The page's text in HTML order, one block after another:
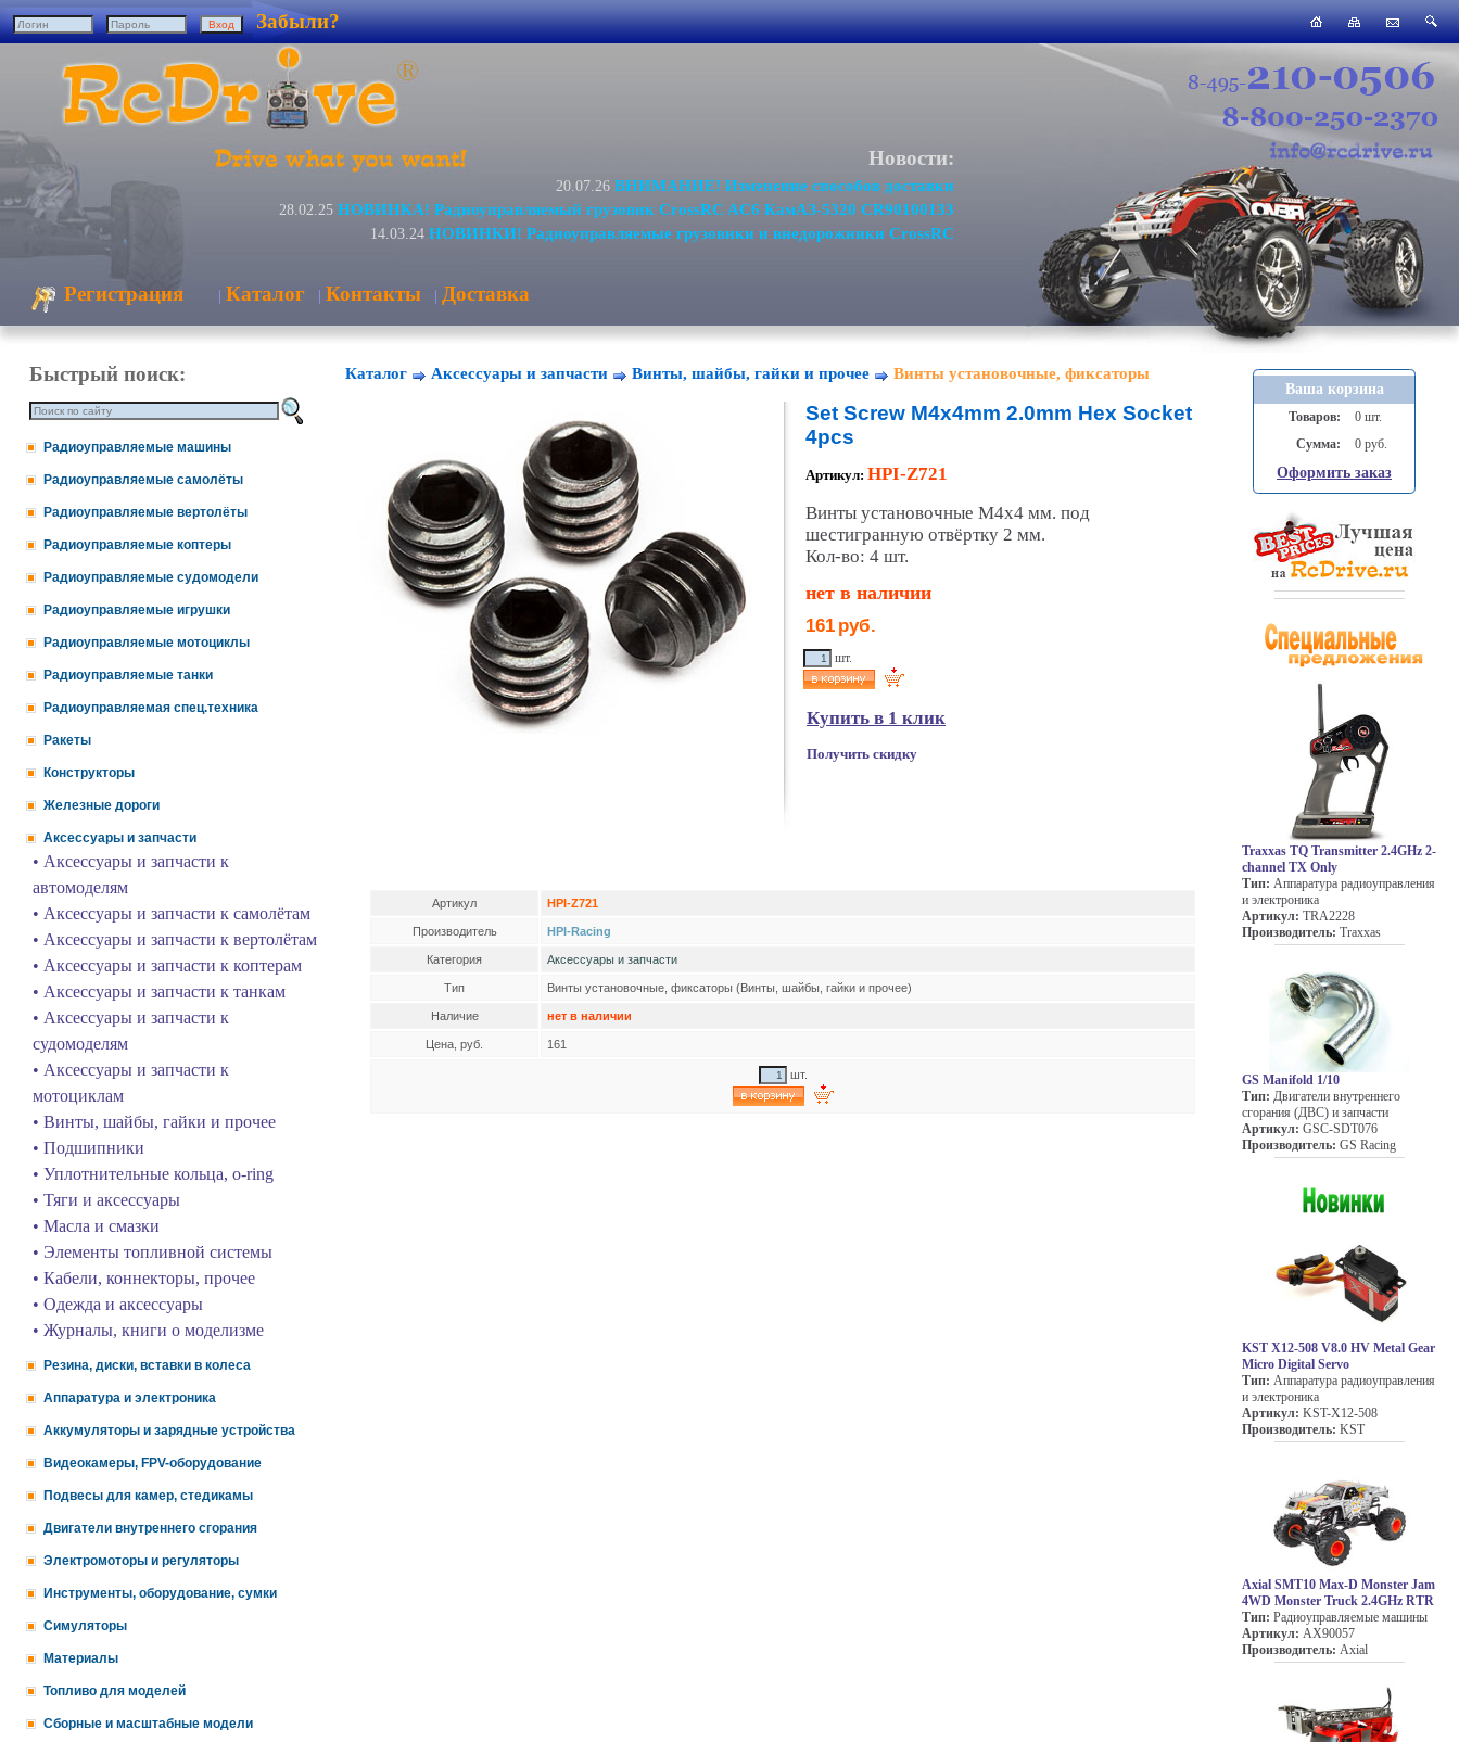
Забыли?
Новости:
20.07.26 ВНИМАНИЕ! Изменение способов доставки
28.02.25 НОВИНКА! Радиоуправляемый грузовик CrossRC AC6 КамАЗ-5320 CR90100133
14.03.24 НОВИНКИ! Радиоуправляемые грузовики и внедорожники CrossRC
Регистрация | Каталог | Контакты | Доставка
Быстрый поиск:
Радиоуправляемые машины
Радиоуправляемые самолёты
Радиоуправляемые вертолёты
Радиоуправляемые коптеры
Радиоуправляемые судомодели
Радиоуправляемые игрушки
Радиоуправляемые мотоциклы
Радиоуправляемые танки
Радиоуправляемая спец.техника
Ракеты
Конструкторы
Железные дороги
Аксессуары и запчасти
• Аксессуары и запчасти к
автомоделям
• Аксессуары и запчасти к самолётам
• Аксессуары и запчасти к вертолётам
• Аксессуары и запчасти к коптерам
• Аксессуары и запчасти к танкам
• Аксессуары и запчасти к
судомоделям
• Аксессуары и запчасти к
мотоциклам
• Винты, шайбы, гайки и прочее
• Подшипники
• Уплотнительные кольца, o-ring
• Тяги и аксессуары
• Масла и смазки
• Элементы топливной системы
• Кабели, коннекторы, прочее
• Одежда и аксессуары
• Журналы, книги о моделизме
Резина, диски, вставки в колеса
Аппаратура и электроника
Аккумуляторы и зарядные устройства
Видеокамеры, FPV-оборудование
Подвесы для камер, стедикамы
Двигатели внутреннего сгорания
Электромоторы и регуляторы
Инструменты, оборудование, сумки
Симуляторы
Материалы
Топливо для моделей
Сборные и масштабные модели
Каталог Аксессуары и запчасти Винты, шайбы, гайки и прочее Винты установочные, фиксаторы
Set Screw M4x4mm 2.0mm Hex Socket
4pcs
Артикул: HPI-Z721
Винты установочные М4х4 мм. под
шестигранную отвёртку 2 мм.
Кол-во: 4 шт.
нет в наличии
161 руб.
шт.
Купить в 1 клик
Получить скидку
Артикул HPI-Z721
Производитель HPI-Racing
Категория Аксессуары и запчасти
Тип Винты установочные, фиксаторы (Винты, шайбы, гайки и прочее)
Наличие нет в наличии
Цена, руб. 161
шт.
Ваша корзина
Товаров:
0 шт.
Сумма:
0 руб.
Оформить заказ
Traxxas TQ Transmitter 2.4GHz 2-
channel TX Only
Тип: Аппаратура радиоуправления
и электроника
Артикул: TRA2228
Производитель: Traxxas
GS Manifold 1/10
Тип: Двигатели внутреннего
сгорания (ДВС) и запчасти
Артикул: GSC-SDT076
Производитель: GS Racing
KST X12-508 V8.0 HV Metal Gear
Micro Digital Servo
Тип: Аппаратура радиоуправления
и электроника
Артикул: KST-X12-508
Производитель: KST
Axial SMT10 Max-D Monster Jam
4WD Monster Truck 2.4GHz RTR
Тип: Радиоуправляемые машины
Артикул: AX90057
Производитель: Axial